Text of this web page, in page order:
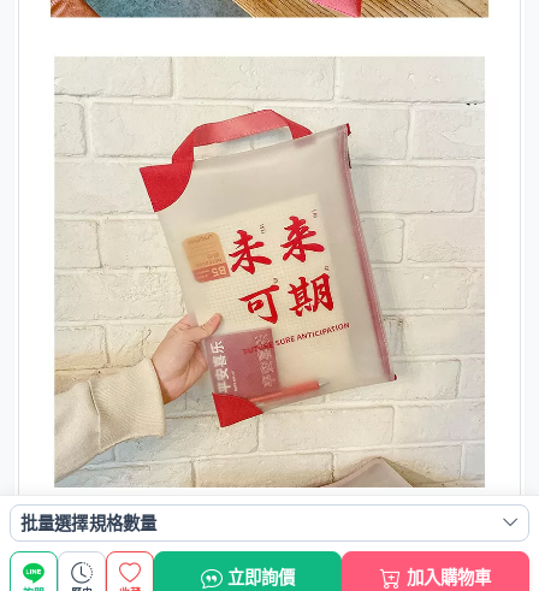
批量選擇規格數量
立即詢價 加入購物車